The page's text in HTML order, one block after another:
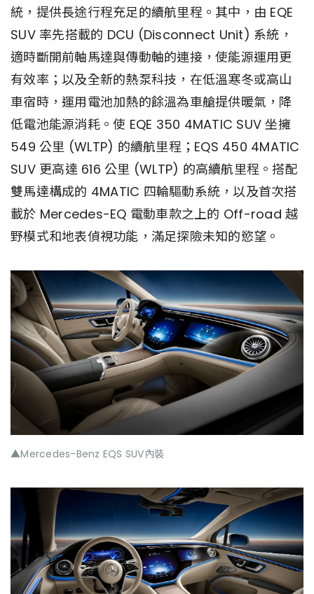
統，提供長途行程充足的續航里程。其中，由 EQE
SUV 率先搭載的 DCU (Disconnect Unit) 系統，
適時斷開前軸馬達與傳動軸的連接，使能源運用更
有效率；以及全新的熱泵科技，在低溫寒冬或高山
車宿時，運用電池加熱的餘溫為車艙提供暖氣，降
低電池能源消耗。使 EQE 350 4MATIC SUV 坐擁
549 公里 (WLTP) 的續航里程；EQS 450 4MATIC
SUV 更高達 616 公里 (WLTP) 的高續航里程。搭配
雙馬達構成的 4MATIC 四輪驅動系統，以及首次搭
載於 Mercedes-EQ 電動車款之上的 Off-road 越
野模式和地表偵視功能，滿足探險未知的慾望。
▲Mercedes-Benz EQS SUV內裝